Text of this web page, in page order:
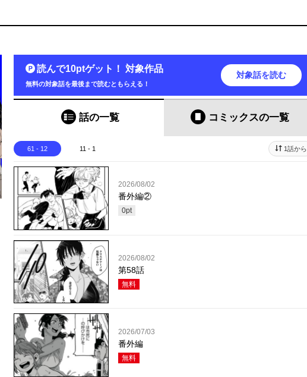
読んで10ptゲット！ 対象作品
無料の対象話を最後まで読むともらえる！
対象話を読む
話の一覧 コミックスの一覧
61 - 12 11 - 1 1話から
2026/08/02
番外編②
0pt
2026/08/02
第58話
無料
2026/07/03
番外編
無料